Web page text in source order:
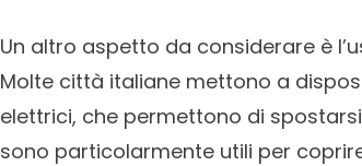
Un altro aspetto da considerare è
Molte città italiane mettono a
elettrici, che permettono di
sono particolarmente utili per